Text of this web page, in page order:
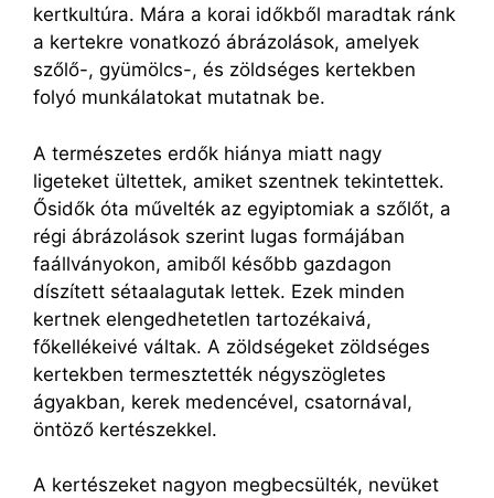
kertkultúra. Mára a korai időkből maradtak ránk
a kertekre vonatkozó ábrázolások, amelyek
szőlő-, gyümölcs-, és zöldséges kertekben
folyó munkálatokat mutatnak be.
A természetes erdők hiánya miatt nagy
ligeteket ültettek, amiket szentnek tekintettek.
Ősidők óta művelték az egyiptomiak a szőlőt, a
régi ábrázolások szerint lugas formájában
faállványokon, amiből később gazdagon
díszített sétaalagutak lettek. Ezek minden
kertnek elengedhetetlen tartozékaivá,
főkellékeivé váltak. A zöldségeket zöldséges
kertekben termesztették négyszögletes
ágyakban, kerek medencével, csatornával,
öntöző kertészekkel.
A kertészeket nagyon megbecsülték, nevüket